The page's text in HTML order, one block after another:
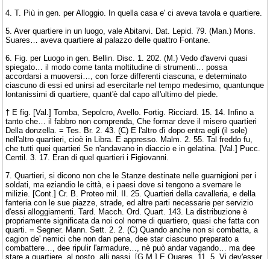
4. T. Più in gen. per Alloggio. In quella casa e' ci aveva tavola e quartiere.
5. Aver quartiere in un luogo, vale Abitarvi. Dat. Lepid. 79. (Man.) Mons.
Suares… aveva quartiere al palazzo delle quattro Fontane.
6. Fig. per Luogo in gen. Bellin. Disc. 1. 202. (M.) Vedo d'avervi quasi
spiegato… il modo come tanta moltitudine di strumenti… possa
accordarsi a muoversi…, con forze differenti ciascuna, e determinato
ciascuno di essi ed unirsi ad esercitarle nel tempo medesimo, quantunque
lontanissimi di quartiere, quant'è dal capo all'ultimo del piede.
† E fig. [Val.] Tomba, Sepolcro, Avello. Fortig. Ricciard. 15. 14. Infino a
tanto che… il fabbro non comprenda, Che formar deve il misero quartieri
Della donzella. = Tes. Br. 2. 43. (C) E l'altro dì dopo entra egli (il sole)
nell'altro quartieri, cioè in Libra. E appresso. Malm. 2. 55. Tal freddo fu,
che tutti quei quartieri Se n'andavano in diaccio e in gelatina. [Val.] Pucc.
Centil. 3. 17. Eran di quel quartieri i Figiovanni.
7. Quartieri, si dicono non che le Stanze destinate nelle guarnigioni per i
soldati, ma eziandio le città, e i paesi dove si tengono a svernare le
milizie. [Cont.] Cr. B. Proteo mil. II. 25. Quartieri della cavalleria, e della
fanteria con le sue piazze, strade, ed altre parti necessarie per servizio
d'essi alloggiamenti. Tard. Macch. Ord. Quart. 143. La distribuzione è
propriamente significata da noi col nome di quartiero, quasi che fatta con
quarti. = Segner. Mann. Sett. 2. 2. (C) Quando anche non si combatta, a
cagion de' nemici che non dan pena, dee star ciascuno preparato a
combattere…, dee ripulir l'armadure…, nè può andar vagando… ma dee
stare a quartiere, al posto, alli passi. [G.M.] E Quares. 11. 5. Vi dev'esser